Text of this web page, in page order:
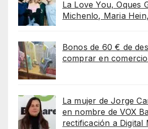
La Love You, Oques
Michenlo, Maria
Bonos de 60 € de
comprar en
La mujer de Jorge
en nombre de VOX
rectificación a Digital